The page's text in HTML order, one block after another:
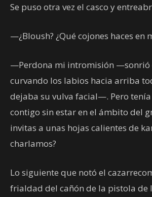
Se puso otra vez el casco y
—¿Bloush? ¿Qué cojones haces en
—Perdona mi intromisión —sonrió
curvando los labios hacia arriba
dejaba su vulva facial—. Pero
contigo sin estar en el ámbito del
invitas a unas hojas calientes de
charlamos?
Lo siguiente que notó el
frialdad del cañón de la pistola de